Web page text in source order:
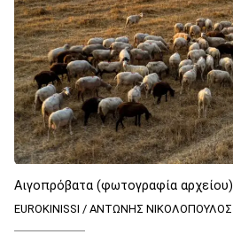
Αιγοπρόβατα (φωτογραφία αρχείου)
EUROKINISSI / ΑΝΤΩΝΗΣ ΝΙΚΟΛΟΠΟΥΛΟΣ